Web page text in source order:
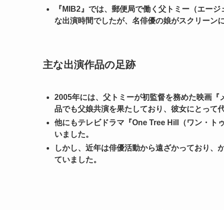
『MIB2』では、郵便局で働く父トミー（エー
な出演時間でしたが、名俳優の娘がスクリーン
主な出演作品の足跡
2005年には、父トミーが初監督を務めた映画
品でも父娘共演を果たしており、彼女にとって
他にもテレビドラマ『One Tree Hill（ワン・ト
いました。
しかし、近年は俳優活動から遠ざかっており、
ていました。